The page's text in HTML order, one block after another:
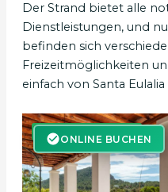
Der Strand bietet alle
Dienstleistungen, und
befinden sich
Freizeitmöglichkeiten
einfach von Santa
ONLINE BUCHEN
ONLINE BUCHEN